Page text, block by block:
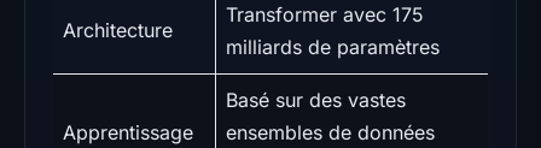
Architecture
Transformer avec 175
milliards de paramètres
Apprentissage
Basé sur des vastes
ensembles de données